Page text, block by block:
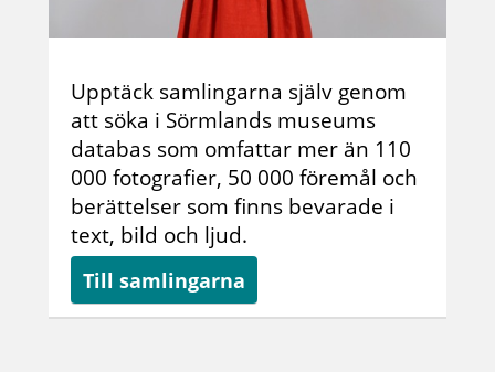
Upptäck samlingarna själv genom
att söka i Sörmlands museums
databas som omfattar mer än 110
000 fotografier, 50 000 föremål och
berättelser som finns bevarade i
text, bild och ljud.
Till samlingarna